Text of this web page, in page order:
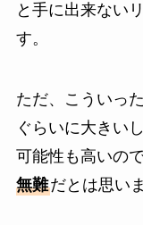
と手に出来ない
す。
ただ、こういっ
ぐらいに大きい
可能性も高いので
無難だとは思い